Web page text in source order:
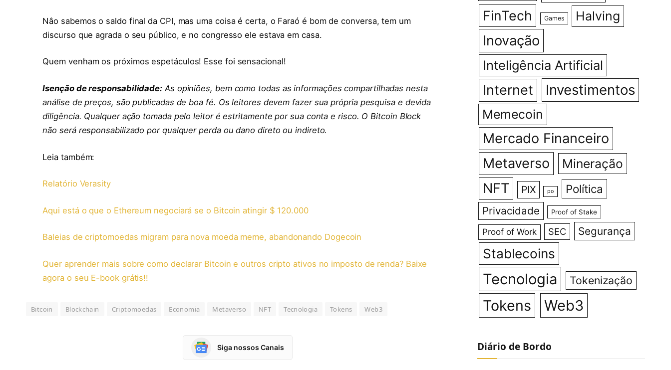
Nâo sabemos o saldo final da CPI, mas uma coisa é certa, o Faraó é bom de conversa, tem um
discurso que agrada o seu público, e no congresso ele estava em casa.
Quem venham os próximos espetáculos! Esse foi sensacional!
Isenção de responsabilidade: As opiniões, bem como todas as informações compartilhadas nesta
análise de preços, são publicadas de boa fé. Os leitores devem fazer sua própria pesquisa e devida
diligência. Qualquer ação tomada pelo leitor é estritamente por sua conta e risco. O Bitcoin Block
não será responsabilizado por qualquer perda ou dano direto ou indireto.
Leia também:
Relatório Verasity
Aqui está o que o Ethereum negociará se o Bitcoin atingir $ 120.000
Baleias de criptomoedas migram para nova moeda meme, abandonando Dogecoin
Quer aprender mais sobre como declarar Bitcoin e outros cripto ativos no imposto de renda? Baixe
agora o seu E-book grátis!!
Bitcoin Blockchain Criptomoedas Economia Metaverso NFT Tecnologia Tokens Web3
Siga nossos Canais
FinTech Games Halving
Inovação
Inteligência Artificial
Internet Investimentos
Memecoin
Mercado Financeiro
Metaverso
Mineração
NFT PIX po Política
Privacidade Proof of Stake
Proof of Work SEC Segurança
Stablecoins
Tecnologia Tokenização
Tokens Web3
Diário de Bordo